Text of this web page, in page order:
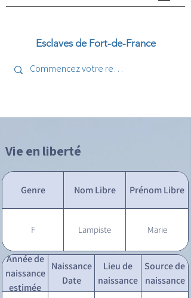
Esclaves de Fort-de-France
Vie en liberté
Genre Nom Libre Prénom Libre
F Lampiste Marie
Année de
naissance
estimée
Naissance
Date
Lieu de
naissance
Source de
naissance